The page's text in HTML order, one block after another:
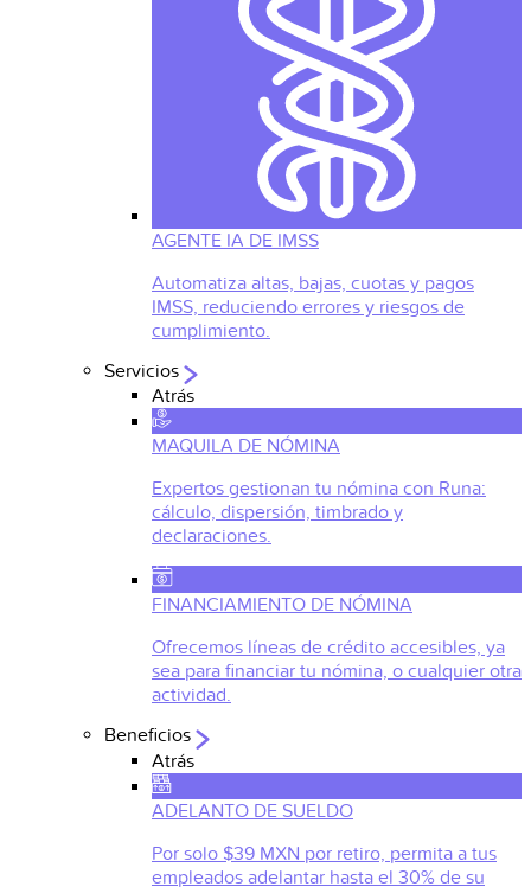
AGENTE IA DE IMSS
Automatiza altas, bajas, cuotas y pagos
IMSS, reduciendo errores y riesgos de
cumplimiento.
Servicios
Atrás
MAQUILA DE NÓMINA
Expertos gestionan tu nómina con Runa:
cálculo, dispersión, timbrado y
declaraciones.
FINANCIAMIENTO DE NÓMINA
Ofrecemos líneas de crédito accesibles, ya
sea para financiar tu nómina, o cualquier otra
actividad.
Beneficios
Atrás
ADELANTO DE SUELDO
Por solo $39 MXN por retiro, permita a tus
empleados adelantar hasta el 30% de su